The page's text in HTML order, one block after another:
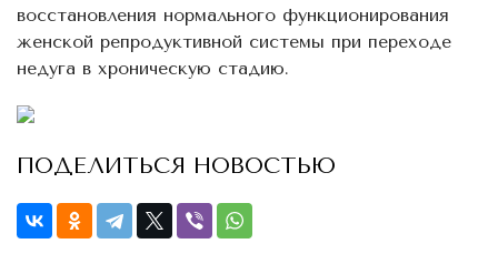
восстановления нормального функционирования
женской репродуктивной системы при переходе
недуга в хроническую стадию.
ПОДЕЛИТЬСЯ НОВОСТЬЮ